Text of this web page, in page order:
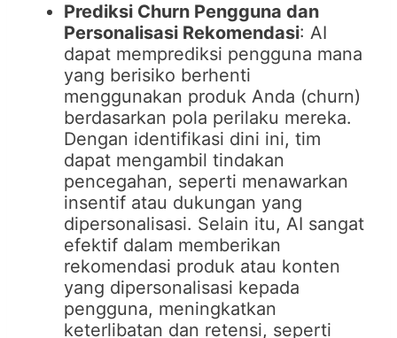
Prediksi Churn Pengguna dan
Personalisasi Rekomendasi: AI
dapat memprediksi pengguna mana
yang berisiko berhenti
menggunakan produk Anda (churn)
berdasarkan pola perilaku mereka.
Dengan identifikasi dini ini, tim
dapat mengambil tindakan
pencegahan, seperti menawarkan
insentif atau dukungan yang
dipersonalisasi. Selain itu, AI sangat
efektif dalam memberikan
rekomendasi produk atau konten
yang dipersonalisasi kepada
pengguna, meningkatkan
keterlibatan dan retensi, seperti